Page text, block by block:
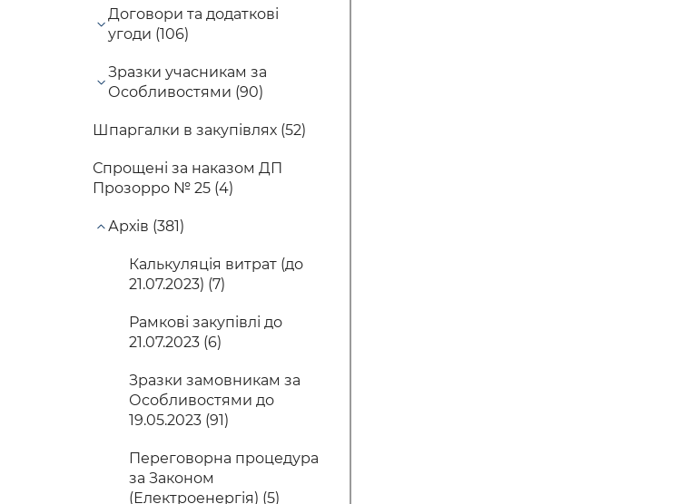
Договори та додаткові
угоди (106)
Зразки учасникам за
Особливостями (90)
Шпаргалки в закупівлях (52)
Спрощені за наказом ДП
Прозорро № 25 (4)
Архів (381)
Калькуляція витрат (до
21.07.2023) (7)
Рамкові закупівлі до
21.07.2023 (6)
Зразки замовникам за
Особливостями до
19.05.2023 (91)
Переговорна процедура
за Законом
(Електроенергія) (5)